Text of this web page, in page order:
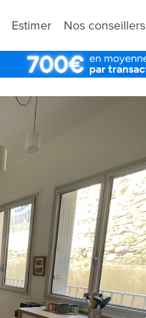
Estimer Nos conseillers